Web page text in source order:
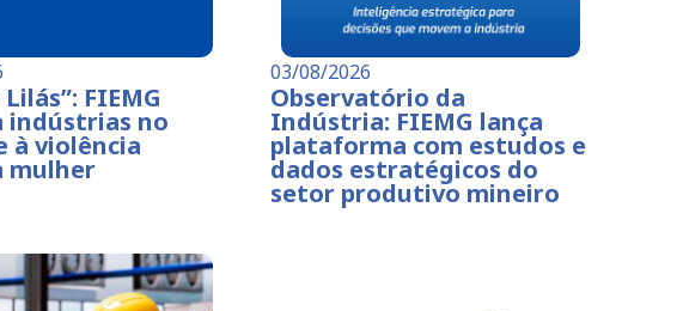
FIEMG
indústrias no
à violência
mulher
03/08/2026
Observatório da
Indústria: FIEMG lança
plataforma com estudos e
dados estratégicos do
setor produtivo mineiro